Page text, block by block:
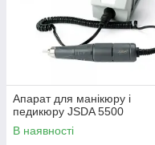
Апарат для манікюру і
педикюру JSDA 5500
В наявності